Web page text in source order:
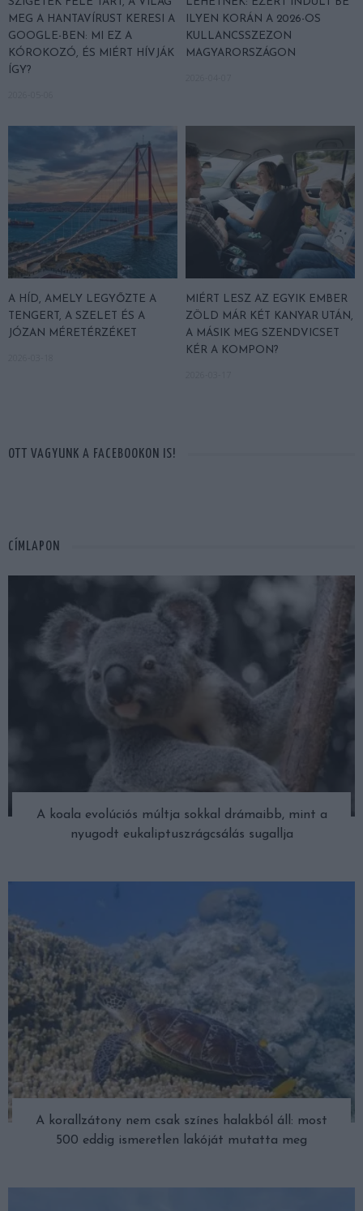
MEG A HANTAVÍRUST KERESI A
GOOGLE-BEN: MI EZ A
KÓROKOZÓ, ÉS MIÉRT HÍVJÁK
ÍGY?
ILYEN KORÁN A 2026-OS
KULLANCSSZEZON
MAGYARORSZÁGON
A HÍD, AMELY LEGYŐZTE A
TENGERT, A SZELET ÉS A
JÓZAN MÉRETÉRZÉKET
MIÉRT LESZ AZ EGYIK EMBER
ZÖLD MÁR KÉT KANYAR UTÁN,
A MÁSIK MEG SZENDVICSET
KÉR A KOMPON?
OTT VAGYUNK A FACEBOOKON IS!
CÍMLAPON
A koala evolúciós múltja sokkal drámaibb, mint a
nyugodt eukaliptuszrágcsálás sugallja
A korallzátony nem csak színes halakból áll: most
500 eddig ismeretlen lakóját mutatta meg